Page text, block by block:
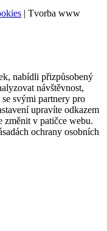
| Tvorba www
nabídli přizpůsobený
návštěvnost,
svými partnery pro
upravíte odkazem
v patičce webu.
ochrany osobních